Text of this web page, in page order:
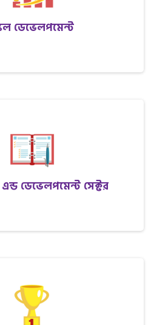
ডেভেলপমেন্ট
ডেভেলপমেন্ট সেক্টর